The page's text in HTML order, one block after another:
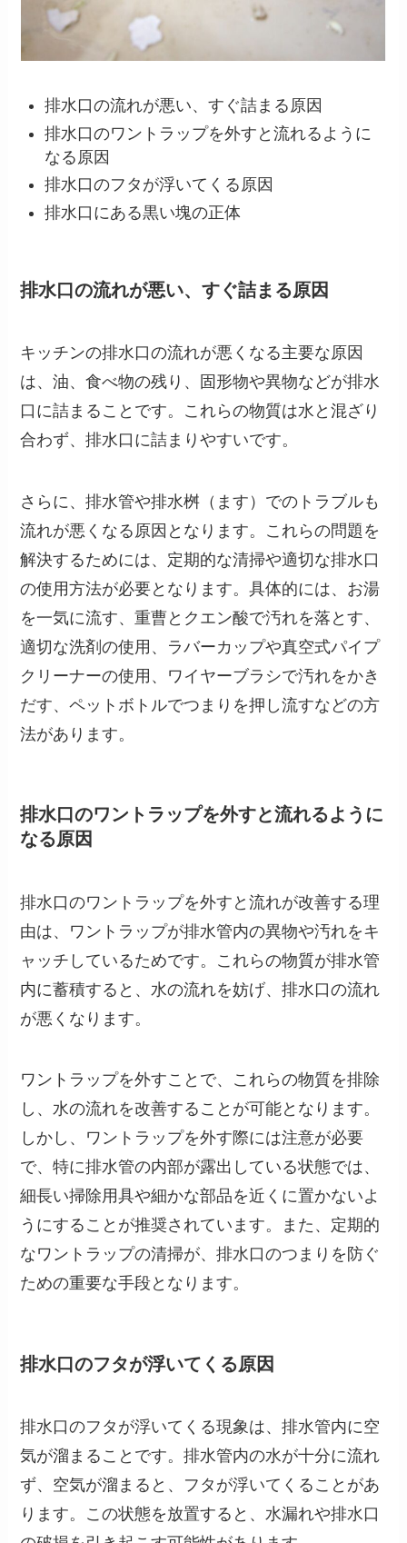
排水口の流れが悪い、すぐ詰まる原因
排水口のワントラップを外すと流れるように
なる原因
排水口のフタが浮いてくる原因
排水口にある黒い塊の正体
排水口の流れが悪い、すぐ詰まる原因
キッチンの排水口の流れが悪くなる主要な原因
は、油、食べ物の残り、固形物や異物などが排水
口に詰まることです。これらの物質は水と混ざり
合わず、排水口に詰まりやすいです。
さらに、排水管や排水桝（ます）でのトラブルも
流れが悪くなる原因となります。これらの問題を
解決するためには、定期的な清掃や適切な排水口
の使用方法が必要となります。具体的には、お湯
を一気に流す、重曹とクエン酸で汚れを落とす、
適切な洗剤の使用、ラバーカップや真空式パイプ
クリーナーの使用、ワイヤーブラシで汚れをかき
だす、ペットボトルでつまりを押し流すなどの方
法があります。
排水口のワントラップを外すと流れるように
なる原因
排水口のワントラップを外すと流れが改善する理
由は、ワントラップが排水管内の異物や汚れをキ
ャッチしているためです。これらの物質が排水管
内に蓄積すると、水の流れを妨げ、排水口の流れ
が悪くなります。
ワントラップを外すことで、これらの物質を排除
し、水の流れを改善することが可能となります。
しかし、ワントラップを外す際には注意が必要
で、特に排水管の内部が露出している状態では、
細長い掃除用具や細かな部品を近くに置かないよ
うにすることが推奨されています。また、定期的
なワントラップの清掃が、排水口のつまりを防ぐ
ための重要な手段となります。
排水口のフタが浮いてくる原因
排水口のフタが浮いてくる現象は、排水管内に空
気が溜まることです。排水管内の水が十分に流れ
ず、空気が溜まると、フタが浮いてくることがあ
ります。この状態を放置すると、水漏れや排水口